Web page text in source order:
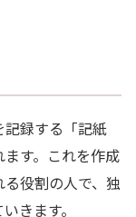
録する「記紙
ます。これを作成
役割の人で、独
きます。